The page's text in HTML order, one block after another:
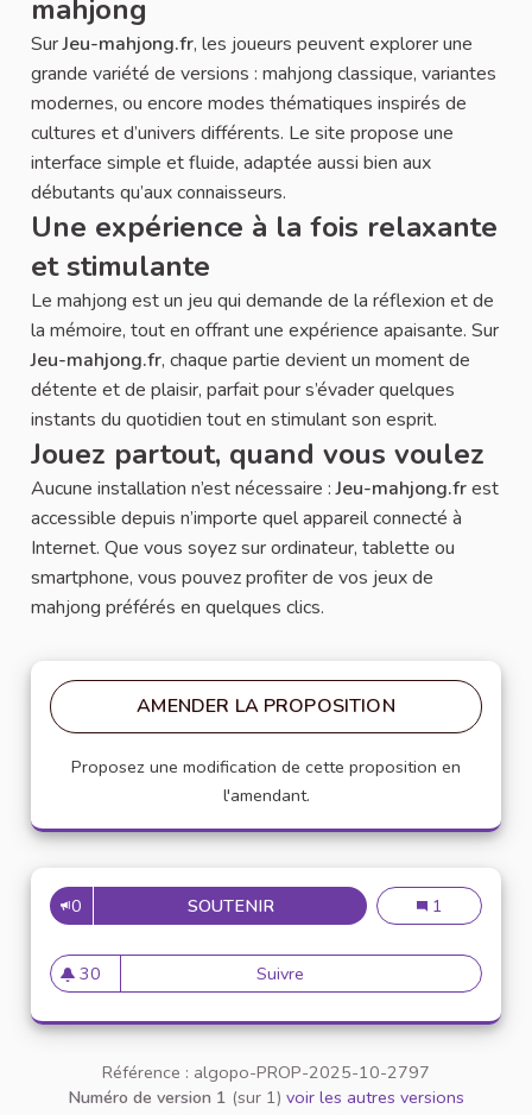
mahjong
SurJeu-mahjong.fr, les joueurs peuvent explorer une
grande variété de versions : mahjong classique, variantes
modernes, ou encore modes thématiques inspirés de
cultures et d’univers différents. Le site propose une
interface simple et fluide, adaptée aussi bien aux
débutants qu’aux connaisseurs.
Une expérience à la fois relaxante
et stimulante
Le mahjong est un jeu qui demande de la réflexion et de
la mémoire, tout en offrant une expérience apaisante. Sur
Jeu-mahjong.fr, chaque partie devient un moment de
détente et de plaisir, parfait pour s’évader quelques
instants du quotidien tout en stimulant son esprit.
Jouez partout, quand vous voulez
Aucune installation n’est nécessaire :Jeu-mahjong.frest
accessible depuis n’importe quel appareil connecté à
Internet. Que vous soyez sur ordinateur, tablette ou
smartphone, vous pouvez profiter de vos jeux de
mahjong préférés en quelques clics.
AMENDER LA PROPOSITION
Proposez une modification de cette proposition en
l'amendant.
0 SOUTENIRJEU-MAHJONG.FR –
Jeu-
1
30
30 abonnés
Suivre Jeu-mahjong.fr –
Référence : algopo-PROP-2025-10-2797
Numéro de version 1 (sur 1) voir les autres versions